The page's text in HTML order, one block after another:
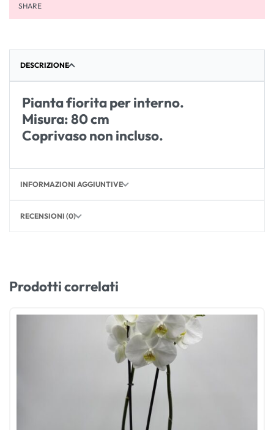
SHARE
DESCRIZIONE
Pianta fiorita per interno.
Misura: 80 cm
Coprivaso non incluso.
INFORMAZIONI AGGIUNTIVE
RECENSIONI (0)
Prodotti correlati